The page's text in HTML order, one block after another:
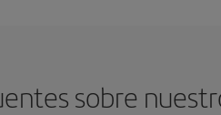
sobre